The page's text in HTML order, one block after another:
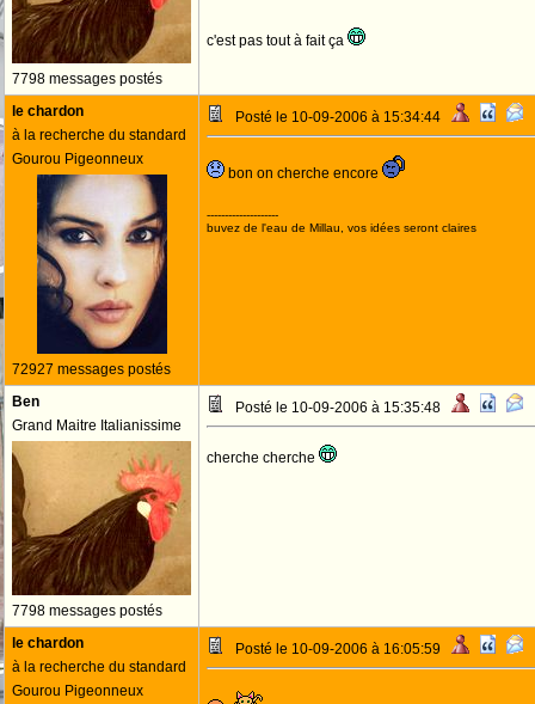
7798 messages postés
c'est pas tout à fait ça
le chardon
à la recherche du standard
Gourou Pigeonneux
72927 messages postés
Posté le 10-09-2006 à 15:34:44
bon on cherche encore
--------------------
buvez de l'eau de Millau, vos idées seront claires
Ben
Grand Maitre Italianissime
7798 messages postés
Posté le 10-09-2006 à 15:35:48
cherche cherche
le chardon
à la recherche du standard
Gourou Pigeonneux
Posté le 10-09-2006 à 16:05:59